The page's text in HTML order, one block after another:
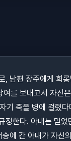
남편 장주에게 희
를 보내고서 자신
죽을 병에 걸렸
한다. 아내는 믿
에 간 아내가 자신